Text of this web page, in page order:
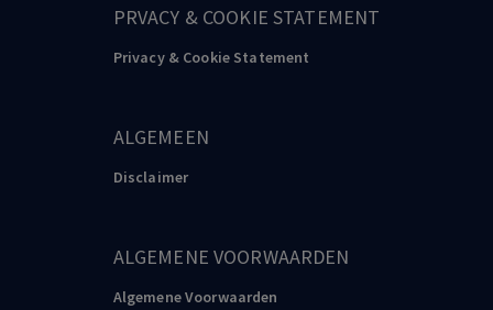
PRVACY & COOKIE STATEMENT
Privacy & Cookie Statement
ALGEMEEN
Disclaimer
ALGEMENE VOORWAARDEN
Algemene Voorwaarden